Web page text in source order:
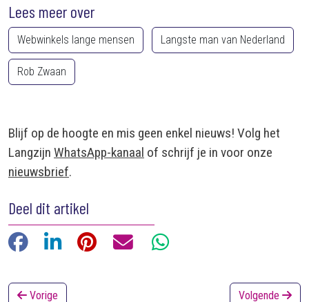
Lees meer over
Webwinkels lange mensen Langste man van Nederland
Rob Zwaan
Blijf op de hoogte en mis geen enkel nieuws! Volg het
Langzijn WhatsApp-kanaal of schrijf je in voor onze
nieuwsbrief.
Deel dit artikel
FacebookLinkedIn Pinterest E-mailWhatsApp
Vorige Volgende